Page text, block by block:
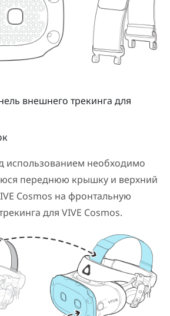
внешнего трекинга для
использованием необходимо
переднюю крышку и верхний
Cosmos на фронтальную
для VIVE Cosmos.